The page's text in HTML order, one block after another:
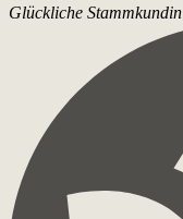
Glückliche Stammkundin